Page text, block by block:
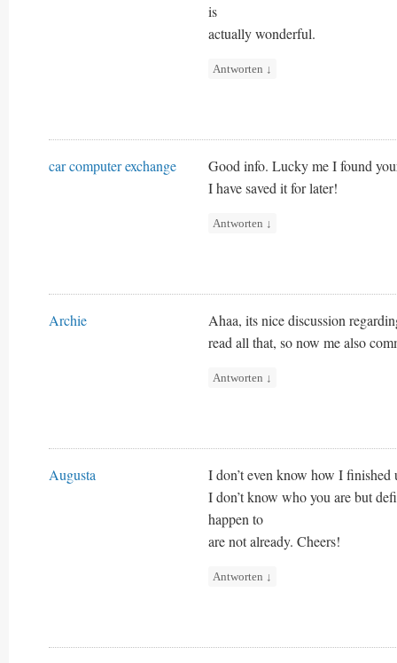
is
actually wonderful.
Antworten ↓
car computer exchange
Good info. Lucky me I found
I have saved it for later!
Antworten ↓
Archie
Ahaa, its nice discussion
read all that, so now me also
Antworten ↓
Augusta
I don’t even know how I
I don’t know who you are but
happen to
are not already. Cheers!
Antworten ↓